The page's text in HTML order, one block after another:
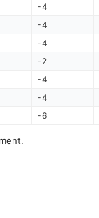
-4
-4
-4
-2
-4
-4
-6